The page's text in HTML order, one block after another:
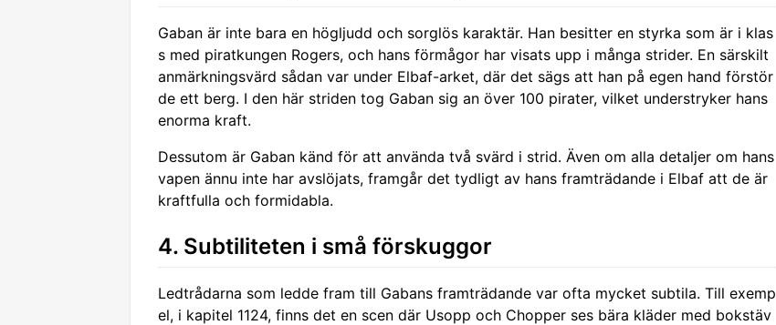
Gaban är inte bara en högljudd och sorglös karaktär. Han besitter en styrka som är i klas
s med piratkungen Rogers, och hans förmågor har visats upp i många strider. En särskilt
anmärkningsvärd sådan var under Elbaf-arket, där det sägs att han på egen hand förstör
de ett berg. I den här striden tog Gaban sig an över 100 pirater, vilket understryker hans
enorma kraft.
Dessutom är Gaban känd för att använda två svärd i strid. Även om alla detaljer om hans
vapen ännu inte har avslöjats, framgår det tydligt av hans framträdande i Elbaf att de är
kraftfulla och formidabla.
4. Subtiliteten i små förskuggor
Ledtrådarna som ledde fram till Gabans framträdande var ofta mycket subtila. Till exemp
el, i kapitel 1124, finns det en scen där Usopp och Chopper ses bära kläder med bokstäv